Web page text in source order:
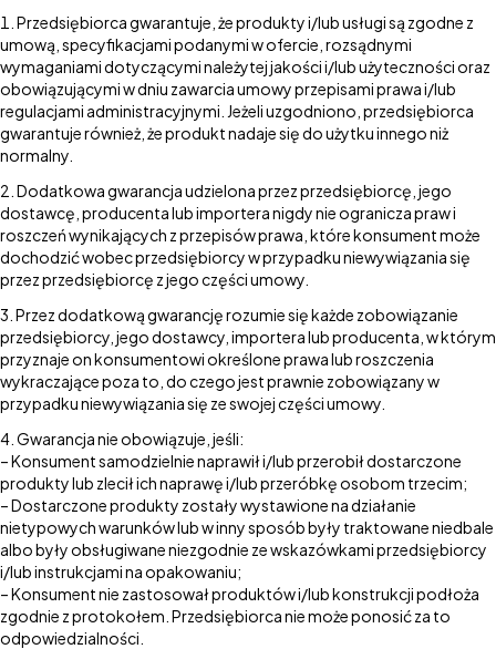
Przedsiębiorca gwarantuje, że produkty i/lub usługi są zgodne z
umową, specyfikacjami podanymi w ofercie, rozsądnymi
wymaganiami dotyczącymi należytej jakości i/lub użyteczności oraz
obowiązującymi w dniu zawarcia umowy przepisami prawa i/lub
regulacjami administracyjnymi. Jeżeli uzgodniono, przedsiębiorca
gwarantuje również, że produkt nadaje się do użytku innego niż
normalny.
Dodatkowa gwarancja udzielona przez przedsiębiorcę, jego
dostawcę, producenta lub importera nigdy nie ogranicza praw i
roszczeń wynikających z przepisów prawa, które konsument może
dochodzić wobec przedsiębiorcy w przypadku niewywiązania się
przez przedsiębiorcę z jego części umowy.
Przez dodatkową gwarancję rozumie się każde zobowiązanie
przedsiębiorcy, jego dostawcy, importera lub producenta, w którym
przyznaje on konsumentowi określone prawa lub roszczenia
wykraczające poza to, do czego jest prawnie zobowiązany w
przypadku niewywiązania się ze swojej części umowy.
Gwarancja nie obowiązuje, jeśli:
– Konsument samodzielnie naprawił i/lub przerobił dostarczone
produkty lub zlecił ich naprawę i/lub przeróbkę osobom trzecim;
– Dostarczone produkty zostały wystawione na działanie
nietypowych warunków lub w inny sposób były traktowane niedbale
albo były obsługiwane niezgodnie ze wskazówkami przedsiębiorcy
i/lub instrukcjami na opakowaniu;
– Konsument nie zastosował produktów i/lub konstrukcji podłoża
zgodnie z protokołem. Przedsiębiorca nie może ponosić za to
odpowiedzialności.